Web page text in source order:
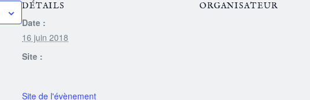
DÉTAILS
Date :
16 juin 2018
Site :
ORGANISATEUR